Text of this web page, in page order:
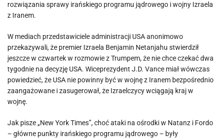
rozwiązania sprawy irańskiego programu jądrowego i wojny Izraela
z Iranem.
W mediach przedstawiciele administracji USA anonimowo
przekazywali, że premier Izraela Benjamin Netanjahu stwierdził
jeszcze w czwartek w rozmowie z Trumpem, że nie chce czekać dwa
tygodnie na decyzję USA. Wiceprezydent J.D. Vance miał wówczas
powiedzieć, że USA nie powinny być w wojnę z Iranem bezpośrednio
zaangażowane i zasugerował, że Izraelczycy wciągają kraj w
wojnę.
Jak pisze „New York Times”, choć ataki na ośrodki w Natanz i Fordo
– główne punkty irańskiego programu jądrowego – były